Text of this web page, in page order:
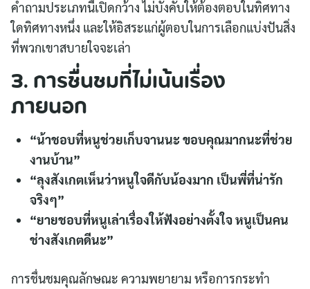
คำถามประเภทนี้เปิดกว้าง ไม่บังคับให้ต้องตอบในทิศทาง
ใดทิศทางหนึ่ง และให้อิสระแก่ผู้ตอบในการเลือกแบ่งปันสิ่ง
ที่พวกเขาสบายใจจะเล่า
3. การชื่นชมที่ไม่เน้นเรื่อง
ภายนอก
“น้าชอบที่หนูช่วยเก็บจานนะ ขอบคุณมากนะที่ช่วย
งานบ้าน”
“ลุงสังเกตเห็นว่าหนูใจดีกับน้องมาก เป็นพี่ที่น่ารัก
จริงๆ”
“ยายชอบที่หนูเล่าเรื่องให้ฟังอย่างตั้งใจ หนูเป็นคน
ช่างสังเกตดีนะ”
การชื่นชมคุณลักษณะ ความพยายาม หรือการกระทำ